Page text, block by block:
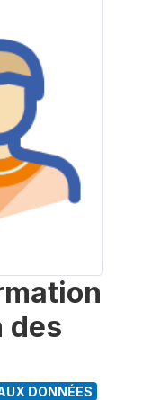
des
DONNÉES